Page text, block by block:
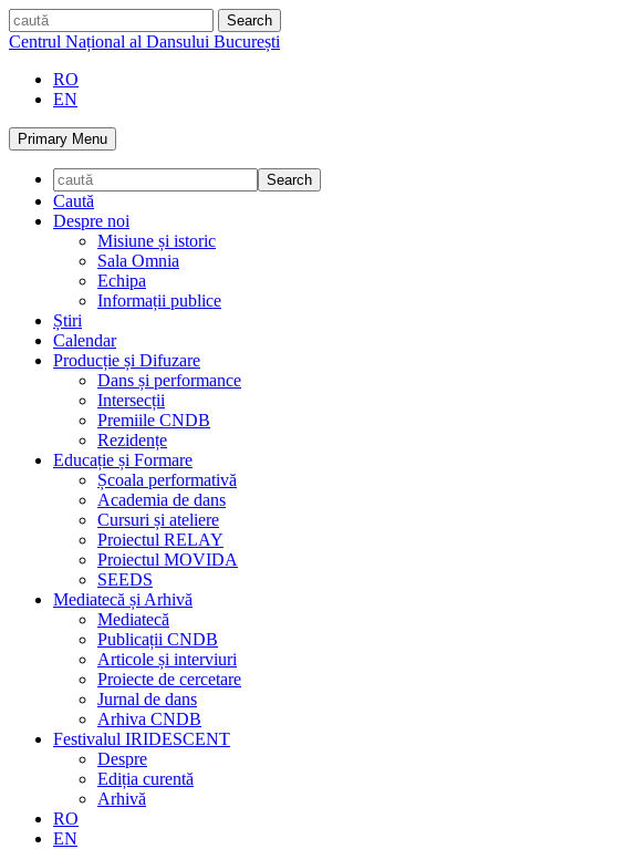
Skip
to
caută
Centrul Național al Dansului București
RO
EN
Primary Menu
Caută
Despre noi
Misiune și istoric
Sala Omnia
Echipa
Informații publice
Știri
Calendar
Producție și Difuzare
Dans și performance
Intersecții
Premiile CNDB
Rezidențe
Educație și Formare
Școala performativă
Academia de dans
Cursuri și ateliere
Proiectul RELAY
Proiectul MOVIDA
SEEDS
Mediatecă și Arhivă
Mediatecă
Publicații CNDB
Articole și interviuri
Proiecte de cercetare
Jurnal de dans
Arhiva CNDB
Festivalul IRIDESCENT
Despre
Ediția curentă
Arhivă
RO
EN